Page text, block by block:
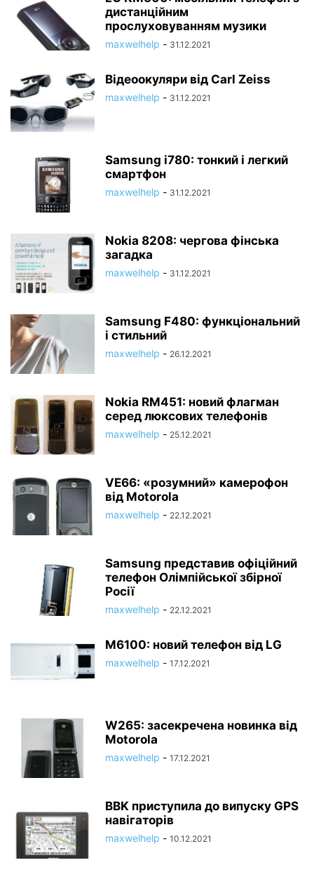
дистанційним
прослуховуванням музики
maxwelhelp - 31.12.2021
Відеоокуляри від Carl Zeiss
maxwelhelp - 31.12.2021
Samsung i780: тонкий і легкий
смартфон
maxwelhelp - 31.12.2021
Nokia 8208: чергова фінська
загадка
maxwelhelp - 31.12.2021
Samsung F480: функціональний
і стильний
maxwelhelp - 26.12.2021
Nokia RM451: новий флагман
серед люксових телефонів
maxwelhelp - 25.12.2021
VE66: «розумний» камерофон
від Motorola
maxwelhelp - 22.12.2021
Samsung представив офіційний
телефон Олімпійської збірної
Росії
maxwelhelp - 22.12.2021
M6100: новий телефон від LG
maxwelhelp - 17.12.2021
W265: засекречена новинка від
Motorola
maxwelhelp - 17.12.2021
BBK приступила до випуску GPS
навігаторів
maxwelhelp - 10.12.2021